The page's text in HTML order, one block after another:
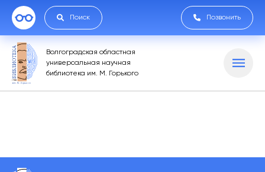
Поиск Позвонить
Волгоградская областная
универсальная научная
библиотека им. М. Горького